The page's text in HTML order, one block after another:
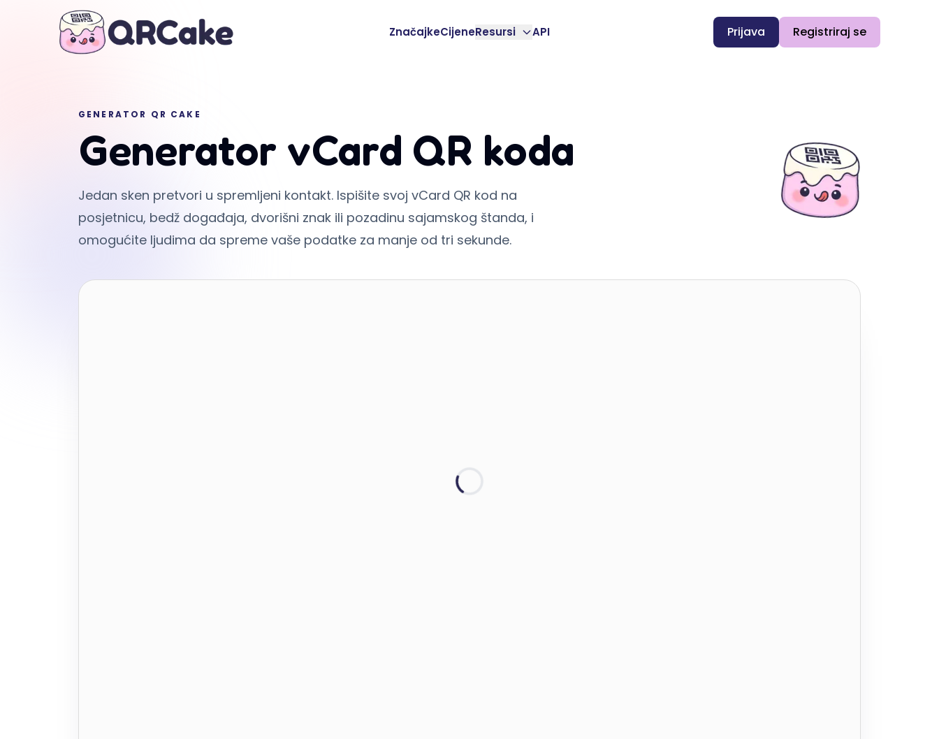
ZnačajkeCijeneResursi API Prijava Registriraj se
GENERATOR QR CAKE
Generator vCard QR koda
Jedan sken pretvori u spremljeni kontakt. Ispišite svoj vCard QR kod na
posjetnicu, bedž događaja, dvorišni znak ili pozadinu sajamskog štanda, i
omogućite ljudima da spreme vaše podatke za manje od tri sekunde.